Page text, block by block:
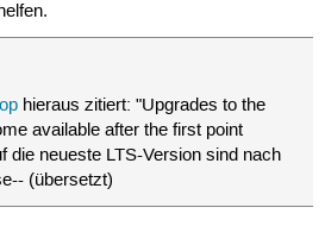
hieraus zitiert: "Upgrades to the
available after the first point
die neueste LTS-Version sind nach
(übersetzt)